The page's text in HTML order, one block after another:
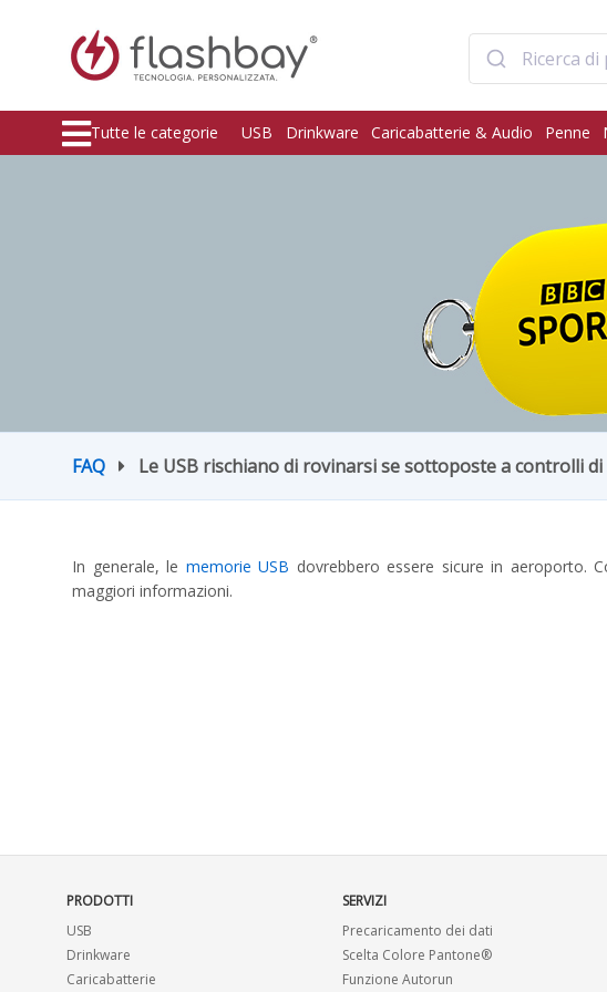
Tutte le categorie USB Drinkware Caricabatterie & Audio Penne
FAQ Le USB rischiano di rovinarsi se sottoposte a controlli
In generale, le memorie USB dovrebbero essere sicure in aeroporto.
maggiori informazioni.
PRODOTTI
USB
Drinkware
Caricabatterie
SERVIZI
Precaricamento dei dati
Scelta Colore Pantone®
Funzione Autorun